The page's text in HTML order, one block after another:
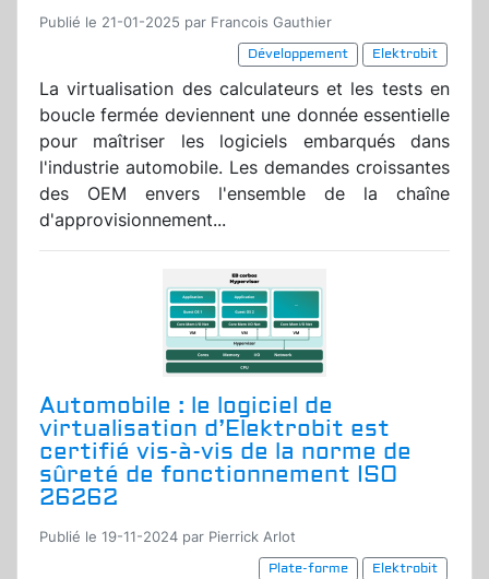
Publié le 21-01-2025 par Francois Gauthier
Développement
Elektrobit
La virtualisation des calculateurs et les tests en
boucle fermée deviennent une donnée essentielle
pour maîtriser les logiciels embarqués dans
l'industrie automobile. Les demandes croissantes
des OEM envers l'ensemble de la chaîne
d'approvisionnement...
Automobile : le logiciel de
virtualisation d’Elektrobit est
certifié vis-à-vis de la norme de
sûreté de fonctionnement ISO
26262
Publié le 19-11-2024 par Pierrick Arlot
Plate-forme
Elektrobit